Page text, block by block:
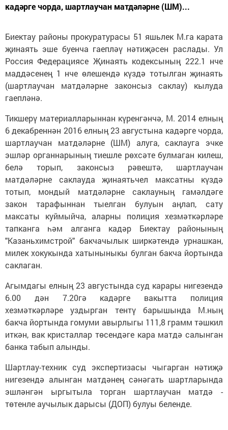
кадәрге чорда, шартлаучан матдәләрне (ШМ)...
Биектау районы прокуратурасы 51 яшьлек М.га карата
җинаять эше буенча гаепләү нәтиҗәсен раслады. Ул
Россия Федерациясе Җинаять кодексының 222.1 нче
маддәсенең 1 нче өлешендә күздә тотылган җинаять
(шартлаучан матдәләрне законсыз саклау) кылуда
гаепләнә.
Тикшерү материалларыннан күренгәнчә, М. 2014 елның
6 декабреннән 2016 елның 23 августына кадәрге чорда,
шартлаучан матдәләрне (ШМ) алуга, саклауга эчке
эшләр органнарының тиешле рөхсәте булмаган килеш,
белә торып, законсыз рәвештә, шартлаучан
матдәләрне саклауда җинаятьчел максатны күздә
тотып, мондый матдәләрне саклауның гамәлдәге
закон тарафыннан тыелган булуын аңлап, сату
максаты куймыйча, аларны полиция хезмәткәрләре
тапканга һәм алганга кадәр Биектау районының
"Казаньхимстрой" бакчачылык ширкәтендә урнашкан,
милек хокукында хатыныныкы булган бакча йортында
саклаган.
Агымдагы елның 23 августында суд карары нигезендә
6.00 дән 7.20гә кадәрге вакытта полиция
хезмәткәрләре уздырган тентү барышында М.ның
бакча йортында гомуми авырлыгы 111,8 грамм тәшкил
иткән, вак кристаллар төсендәге кара матдә салынган
банка табып алынды.
Шартлау-техник суд экспертизасы чыгарган нәтиҗә
нигезендә алынган матдәнең сәнәгать шартларында
эшләнгән ыргытыла торган шартлаучан матдә -
төтенле аучылык дарысы (ДОП) булуы беленде.